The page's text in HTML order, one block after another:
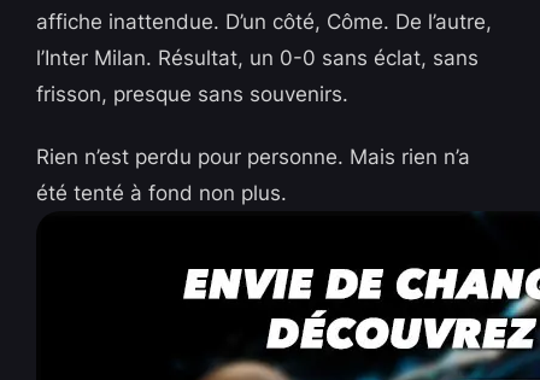
affiche inattendue. D’un côté, Côme. De l’autre,
l’Inter Milan. Résultat, un 0-0 sans éclat, sans
frisson, presque sans souvenirs.
Rien n’est perdu pour personne. Mais rien n’a
été tenté à fond non plus.